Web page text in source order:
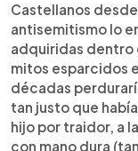
Castellanos
antisemitismo lo
adquiridas dentro
mitos esparcidos
décadas
tan justo que
hijo por traidor, a
con mano dura